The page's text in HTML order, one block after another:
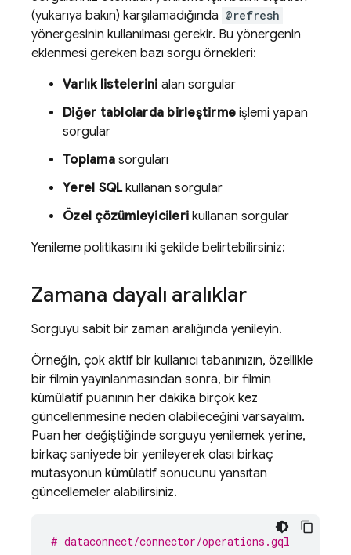
(yukarıya bakın) karşılamadığında @refresh
yönergesinin kullanılması gerekir. Bu yönergenin
eklenmesi gereken bazı sorgu örnekleri:
Varlık listelerini alan sorgular
Diğer tablolarda birleştirme işlemi yapan
sorgular
Toplamasorguları
Yerel SQLkullanan sorgular
Özel çözümleyicileri kullanan sorgular
Yenileme politikasını iki şekilde belirtebilirsiniz:
Zamana dayalı aralıklar
Sorguyu sabit bir zaman aralığında yenileyin.
Örneğin, çok aktif bir kullanıcı tabanınızın, özellikle
bir filmin yayınlanmasından sonra, bir filmin
kümülatif puanının her dakika birçok kez
güncellenmesine neden olabileceğini varsayalım.
Puan her değiştiğinde sorguyu yenilemek yerine,
birkaç saniyede bir yenileyerek olası birkaç
mutasyonun kümülatif sonucunu yansıtan
güncellemeler alabilirsiniz.
# dataconnect/connector/operations.gql